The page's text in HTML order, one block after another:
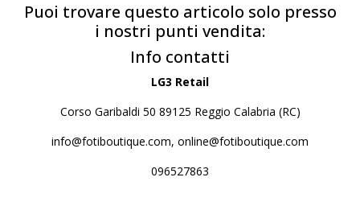
Puoi trovare questo articolo solo presso
i nostri punti vendita:
Info contatti
LG3 Retail
Corso Garibaldi 50 89125 Reggio Calabria (RC)
info@fotiboutique.com, online@fotiboutique.com
096527863